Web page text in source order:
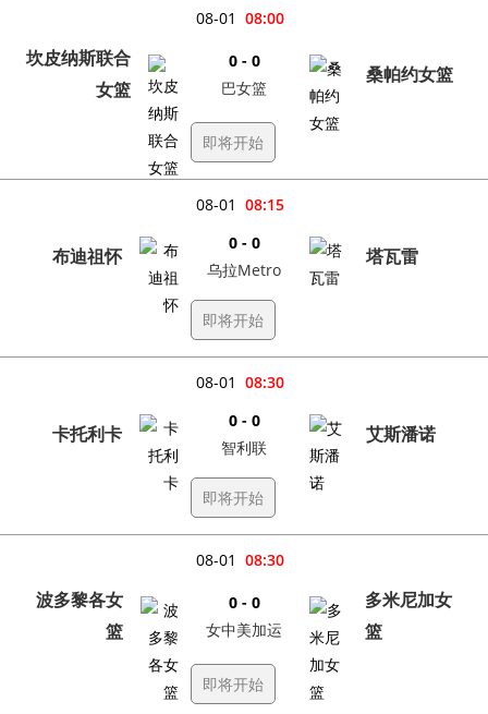
08:00
08-01
坎皮纳斯联合
女篮
0 - 0
巴女篮
桑帕约女篮
即将开始
08:15
08-01
布迪祖怀
0 - 0
乌拉Metro
塔瓦雷
即将开始
08:30
08-01
卡托利卡
0 - 0
智利联
艾斯潘诺
即将开始
08:30
08-01
波多黎各女
篮
0 - 0
女中美加运
多米尼加女
篮
即将开始